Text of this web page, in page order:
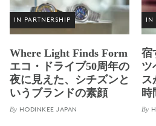
IN PARTNERSHIP
Where Light Finds Form
エコ・ドライブ50周年の
夜に見えた、シチズンと
いうブランドの素顔
By HODINKEE JAPAN
宿
ツ
ス
時
By